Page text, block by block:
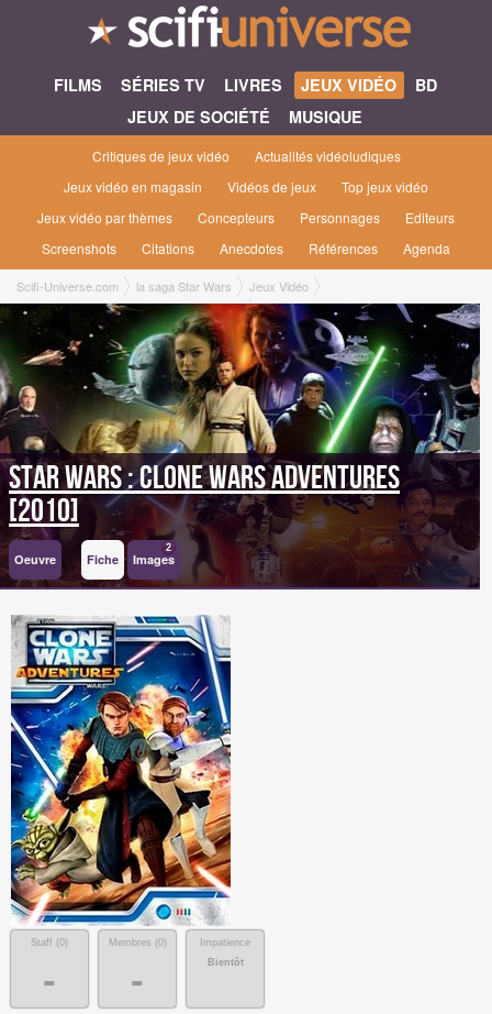
FILMS SÉRIES TV LIVRES JEUX VIDÉO
BD
JEUX DE SOCIÉTÉ
MUSIQUE
Critiques de jeux vidéo
Actualités vidéoludiques
Jeux vidéo en magasin
Vidéos de jeux
Top jeux vidéo
Jeux vidéo par thèmes
Concepteurs Personnages
Editeurs
Screenshots
Citations Anecdotes Références Agenda
Scifi-Universe.com la saga Star Wars
Jeux Vidéo
Star Wars : Clone Wars Adventures [2010]
Star Wars : Clone Wars Adventures
[2010]
Oeuvre Fiche Images
2
Staff (0)
-
Membres (0)
-
Impatience
Bientôt